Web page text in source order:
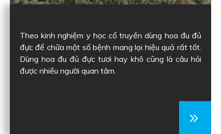
Theo kinh nghiệm y học cổ truyền dùng hoa đu đủ
đực để chữa một số bệnh mang lại hiệu quả rất tốt.
Dùng hoa đu đủ đực tươi hay khô cũng là câu hỏi
được nhiều người quan tâm.